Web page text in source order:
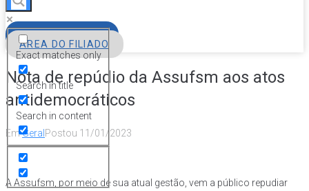
Exact matches only
Search in title
Search in content
ÁREA DO FILIADO
Nota de repúdio da Assufsm aos atos
antidemocráticos
EmGeral Postou 11/01/2023
A Assufsm, por meio de sua atual gestão, vem a público repudiar